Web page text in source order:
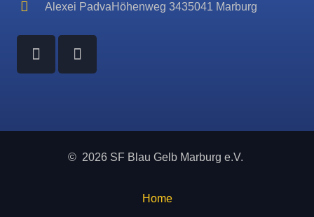
Alexei PadvaHöhenweg 3435041 Marburg
© 2026 SF Blau Gelb Marburg e.V.
Home